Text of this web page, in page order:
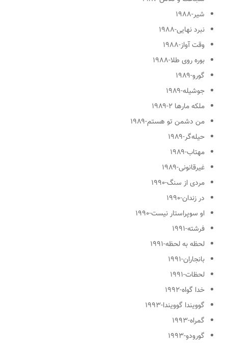
شیر-۱۹۸۸
نبرد نهایی-۱۹۸۸
وقت آواز-۱۹۸۸
بوره روی طلا-۱۹۸۸
گورو-۱۹۸۹
جوشیله-۱۹۸۹
ملکه مارها ۲ -۱۹۸۹
من دشمن تو هستم-۱۹۸۹
حیله‌گر-۱۹۸۹
مهتاب-۱۹۸۹
غیرقانونی-۱۹۸۹
مردی از سنگ-۱۹۹۰
در زندان-۱۹۹۰
او سوپراستار نیست-۱۹۹۰
فرشته-۱۹۹۱
لحظه به لحظه-۱۹۹۱
بانجاران-۱۹۹۱
لحظات-۱۹۹۱
خدا گواه-۱۹۹۲
گوویندا گوویندا-۱۹۹۳
گمراه-۱۹۹۳
گورودو-۱۹۹۳